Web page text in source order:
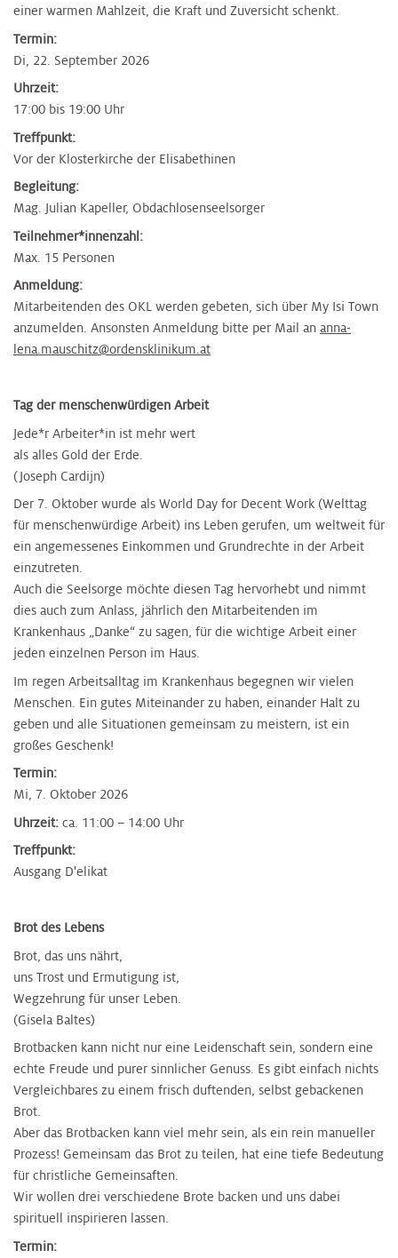
einer warmen Mahlzeit, die Kraft und Zuversicht schenkt.
Termin:
Di, 22. September 2026
Uhrzeit:
17:00 bis 19:00 Uhr
Treffpunkt:
Vor der Klosterkirche der Elisabethinen
Begleitung:
Mag. Julian Kapeller, Obdachlosenseelsorger
Teilnehmer*innenzahl:
Max. 15 Personen
Anmeldung:
Mitarbeitenden des OKL werden gebeten, sich über My Isi Town
anzumelden. Ansonsten Anmeldung bitte per Mail an anna-
lena.mauschitz@ordensklinikum.at
Tag der menschenwürdigen Arbeit
Jede*r Arbeiter*in ist mehr wert
als alles Gold der Erde.
(Joseph Cardijn)
Der 7. Oktober wurde als World Day for Decent Work (Welttag
für menschenwürdige Arbeit) ins Leben gerufen, um weltweit für
ein angemessenes Einkommen und Grundrechte in der Arbeit
einzutreten.
Auch die Seelsorge möchte diesen Tag hervorhebt und nimmt
dies auch zum Anlass, jährlich den Mitarbeitenden im
Krankenhaus „Danke“ zu sagen, für die wichtige Arbeit einer
jeden einzelnen Person im Haus.
Im regen Arbeitsalltag im Krankenhaus begegnen wir vielen
Menschen. Ein gutes Miteinander zu haben, einander Halt zu
geben und alle Situationen gemeinsam zu meistern, ist ein
großes Geschenk!
Termin:
Mi, 7. Oktober 2026
Uhrzeit: ca. 11:00 – 14:00 Uhr
Treffpunkt:
Ausgang D'elikat
Brot des Lebens
Brot, das uns nährt,
uns Trost und Ermutigung ist,
Wegzehrung für unser Leben.
(Gisela Baltes)
Brotbacken kann nicht nur eine Leidenschaft sein, sondern eine
echte Freude und purer sinnlicher Genuss. Es gibt einfach nichts
Vergleichbares zu einem frisch duftenden, selbst gebackenen
Brot.
Aber das Brotbacken kann viel mehr sein, als ein rein manueller
Prozess! Gemeinsam das Brot zu teilen, hat eine tiefe Bedeutung
für christliche Gemeinsaften.
Wir wollen drei verschiedene Brote backen und uns dabei
spirituell inspirieren lassen.
Termin: